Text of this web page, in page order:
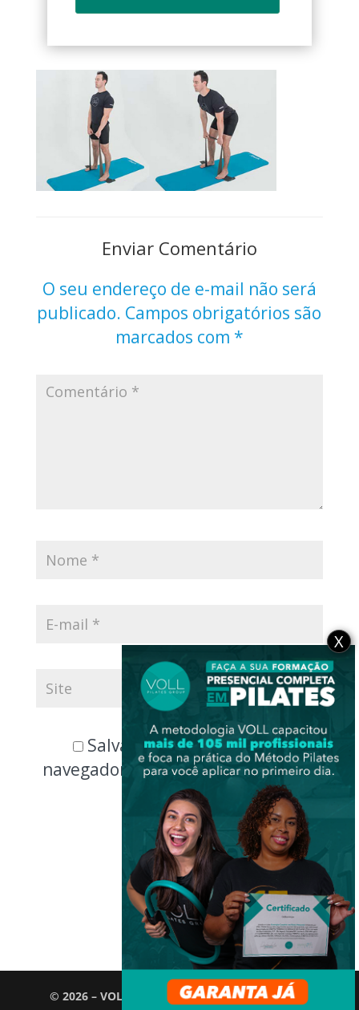
Enviar Comentário
O seu endereço de e-mail não será
publicado. Campos obrigatórios são
marcados com *
Salvar meus dados neste
navegador para a próxima vez que
eu comentar.
© 2026 – VOLL Pilates Group. Todos os direitos
X